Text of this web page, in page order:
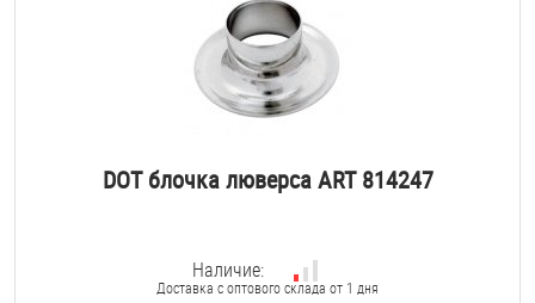
DOT блочка люверса ART 814247
Наличие:
Доставка с оптового склада от 1 дня